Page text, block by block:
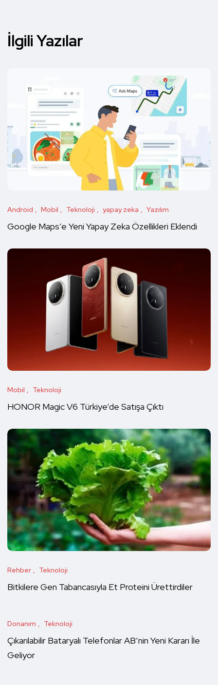
İlgili Yazılar
Android Mobil Teknoloji yapay zeka Yazılım
Google Maps’e Yeni Yapay Zeka Özellikleri Eklendi
Mobil Teknoloji
HONOR Magic V6 Türkiye’de Satışa Çıktı
Rehber Teknoloji
Bitkilere Gen Tabancasıyla Et Proteini Ürettirdiler
Donanım Teknoloji
Çıkarılabilir Bataryalı Telefonlar AB’nin Yeni Kararı İle
Geliyor